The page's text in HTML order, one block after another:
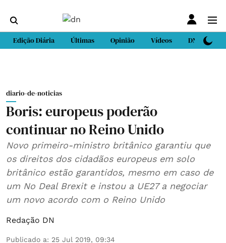
Edição Diária Últimas Opinião Vídeos DN Sport
diario-de-noticias
Boris: europeus poderão
continuar no Reino Unido
Novo primeiro-ministro britânico garantiu que
os direitos dos cidadãos europeus em solo
britânico estão garantidos, mesmo em caso de
um No Deal Brexit e instou a UE27 a negociar
um novo acordo com o Reino Unido
Redação DN
Publicado a: 25 Jul 2019, 09:34